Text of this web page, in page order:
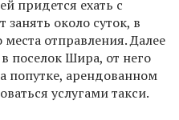
придется ехать с
около суток, в
отправления. Далее
поселок Шира, от него
попутке, арендованном
услугами такси.